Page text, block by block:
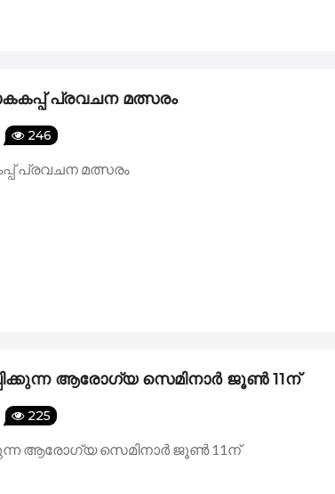
പ്രവചന മത്സരം
246
പ്രവചന മത്സരം
ആരോഗ്യ സെമിനാർ ജൂൺ 11ന്
225
ആരോഗ്യ സെമിനാർ ജൂൺ 11ന്